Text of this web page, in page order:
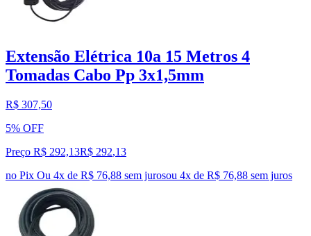
Extensão Elétrica 10a 15 Metros 4
Tomadas Cabo Pp 3x1,5mm
R$ 307,50
5% OFF
Preço R$ 292,13R$ 292,13
no Pix Ou 4x de R$ 76,88 sem jurosou 4x de R$ 76,88 sem juros